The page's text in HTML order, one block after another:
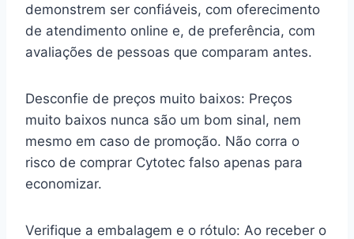
demonstrem ser confiáveis, com oferecimento
de atendimento online e, de preferência, com
avaliações de pessoas que comparam antes.
Desconfie de preços muito baixos: Preços
muito baixos nunca são um bom sinal, nem
mesmo em caso de promoção. Não corra o
risco de comprar Cytotec falso apenas para
economizar.
Verifique a embalagem e o rótulo: Ao receber o